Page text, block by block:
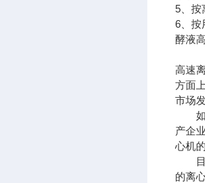
5、按
6、按
酵液
高速
方面
市场
如今
产企
心机
目前
的离